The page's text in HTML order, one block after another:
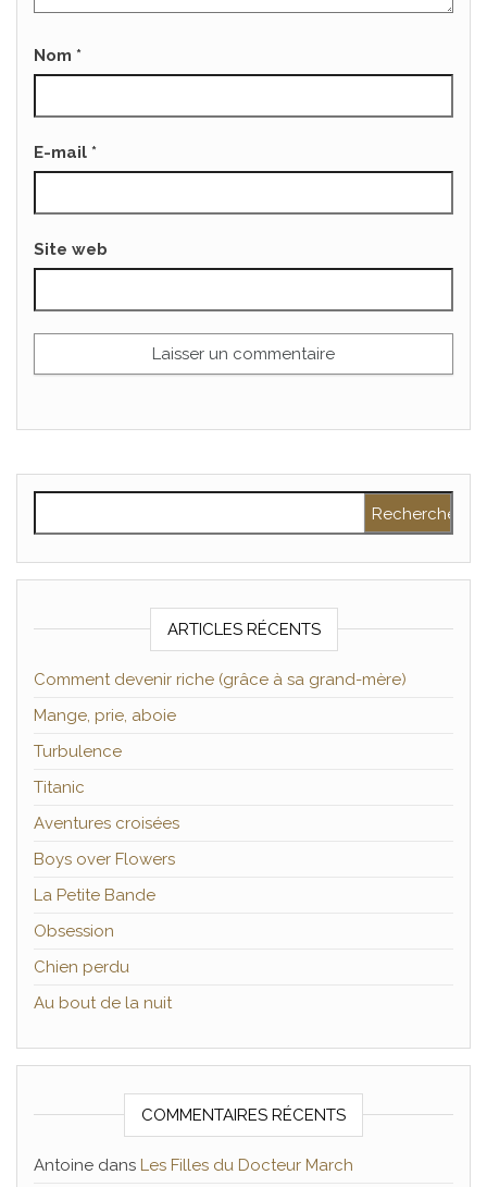
Nom *
E-mail *
Site web
ARTICLES RÉCENTS
Comment devenir riche (grâce à sa grand-mère)
Mange, prie, aboie
Turbulence
Titanic
Aventures croisées
Boys over Flowers
La Petite Bande
Obsession
Chien perdu
Au bout de la nuit
COMMENTAIRES RÉCENTS
Antoine dans Les Filles du Docteur March